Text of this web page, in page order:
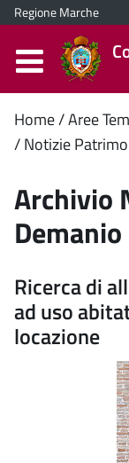
Regione Marche
Home Aree
Notizie
Archivio
Demanio
Ricerca di
ad uso
locazione